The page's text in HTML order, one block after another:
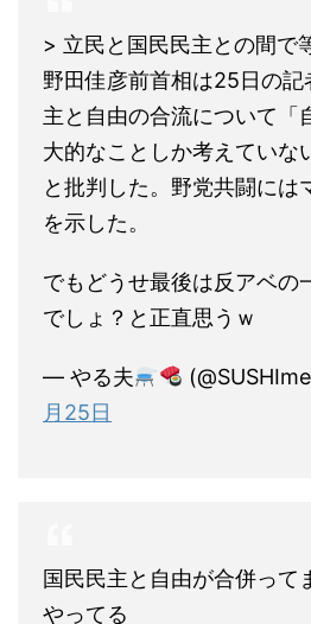
> 立民と国民民主との間で
野田佳彦前首相は25日の記
主と自由の合流について「
大的なことしか考えていな
と批判した。野党共闘には
を示した。
でもどうせ最後は反アベの
でしょ？と正直思うｗ
— やる夫
月25日
国民民主と自由が合併って
やってる